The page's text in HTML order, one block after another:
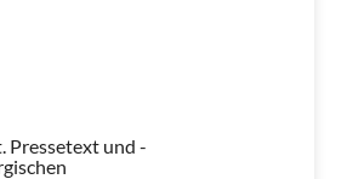
Pressetext und -